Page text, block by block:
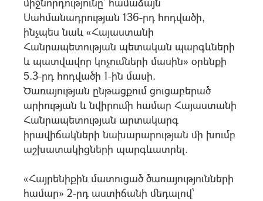
Սահմանադրության 136-րդ հոդվածի,
ինչպես նաև «Հայաստանի
Հանրապետության պետական պարգևների
և պատվավոր կոչումների մասին» օրենքի
5.3-րդ հոդվածի 1-ին մասի.
Ծառայության ընթացքում ցուցաբերած
արիության և նվիրումի համար Հայաստանի
Հանրապետության արտակարգ
իրավիճակների նախարարության մի խումբ
աշխատակիցների պարգևատրել.
«Հայրենիքին մատուցած ծառայությունների
համար» 2-րդ աստիճանի մեդալով՝